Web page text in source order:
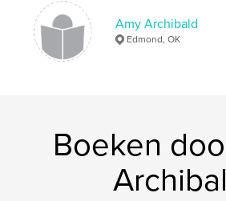
Amy Archibald
Edmond, OK
Boeken